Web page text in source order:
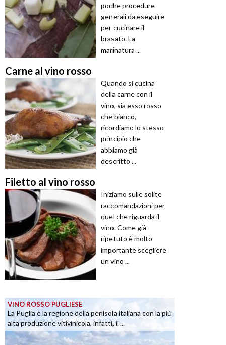
poche procedure
generali da eseguire
per cucinare il
brasato. La
marinatura ...
Carne al vino rosso
Quando si cucina
della carne con il
vino, sia esso rosso
che bianco,
ricordiamo lo stesso
principio che
abbiamo già
descritto ...
Filetto al vino rosso
Iniziamo sulle solite
raccomandazioni per
quel che riguarda il
vino. Come già
ripetuto è molto
importante scegliere
un vino ...
VINO ROSSO PUGLIESE
La Puglia è la regione della penisola italiana con la più
alta produzione vitivinicola, infatti, il ...